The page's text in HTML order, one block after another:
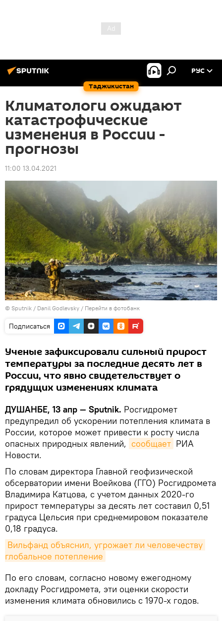
Таджикистан
РУС
Климатологи ожидают
катастрофические
изменения в России -
прогнозы
11:00 13.04.2021
© Sputnik / Danil Godlevsky / Перейти в фотобанк
Подписаться
Ученые зафиксировали сильный прирост
температуры за последние десять лет в
России, что явно свидетельствует о
грядущих изменениях климата
ДУШАНБЕ, 13 апр — Sputnik. Росгидромет
предупредил об ускорении потепления климата в
России, которое может привести к росту числа
опасных природных явлений, сообщает РИА
Новости.
По словам директора Главной геофизической
обсерватории имени Воейкова (ГГО) Росгидромета
Владимира Катцова, с учетом данных 2020-го
прирост температуры за десять лет составил 0,51
градуса Цельсия при среднемировом показателе
0,18 градуса.
Вильфанд объяснил, угрожает ли человечеству
глобальное потепление
По его словам, согласно новому ежегодному
докладу Росгидромета, эти оценки скорости
изменения климата обновились с 1970-х годов.